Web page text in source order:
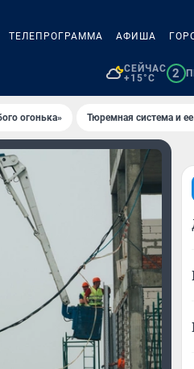
ТЕЛЕПРОГРАММА АФИША
СЕЙЧАС
+15°C
2
огонька» Тюремная система и